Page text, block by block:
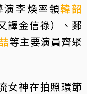
演李煥率領韓韶
譯金信祿）、鄭
等主要演員齊聚
女神在拍照環節